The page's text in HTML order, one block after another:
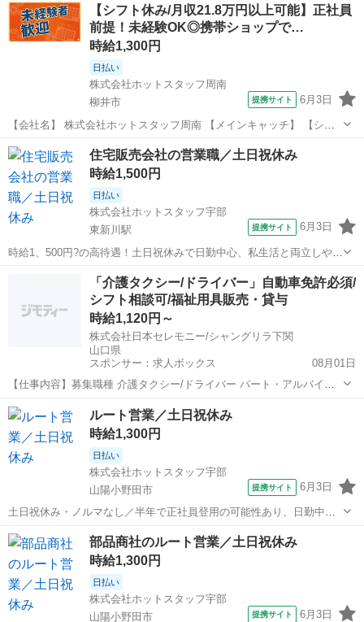
駅]： 山口県防府市 ※勤務エリア選択可 ワールド・ファ...
【シフト休み/月収21.8万円以上可能】正社員
前提！未経験OK◎携帯ショップで…
時給1,300円
日払い
株式会社ホットスタッフ周南
柳井市
提携サイト 6月3日
【会社名】 株式会社ホットスタッフ周南 【メインキャッチ】 【シフ
ト休み/月収21.8万円以上可能】正社員前提！未経験OK◎携帯ショップ
での接客・販売♪ 【お仕事内容】 「安定したお仕事に就きたいな」 と
山口 営業
住宅販売会社の営業職／土日祝休み
時給1,500円
日払い
株式会社ホットスタッフ宇部
東新川駅
提携サイト 6月3日
時給1、500円?の高待遇！土日祝休みで日勤中心、私生活と両立しやす
い職場 【仕事内容】 ”正社員前提”で未経験から住宅営業の お仕事に挑
戦できます！ 土日祝休みで理想のワークライフバランスを 手に入れま
せんか？ 「不動...
東新川駅
「介護タクシー/ドライバー」自動車免許必須/
シフト相談可/福祉用具販売・貸与
時給1,120円～
株式会社日本セレモニー/シャングリラ下関
山口県
スポンサー：求人ボックス
08月01日
【仕事内容】募集職種 介護タクシー/ドライバー パート・アルバイト
仕事内容 送迎 給与・手当 <給与> 時給1,120円〜 <手当> 交通費支給:
実費(上限あり) 交通費支給日額:1,000円 <昇給> 30円 (時間あたり)...
アルバイト・パート
ルート営業／土日祝休み
時給1,300円
日払い
株式会社ホットスタッフ宇部
山陽小野田市
提携サイト 6月3日
土日祝休み・ノルマなし／半年で正社員登用の可能性あり、日勤中心
で予定が立てやすい 【仕事内容】 ＼営業のイメージ、ガラッと変えま
す／ ノルマ・新規開拓は一切なし。 「いつもありがとう」が嬉しい、
顔なじみを回るルート営業★...
山口 山陽小野田市
部品商社のルート営業／土日祝休み
時給1,300円
日払い
株式会社ホットスタッフ宇部
山陽小野田市
提携サイト 6月3日